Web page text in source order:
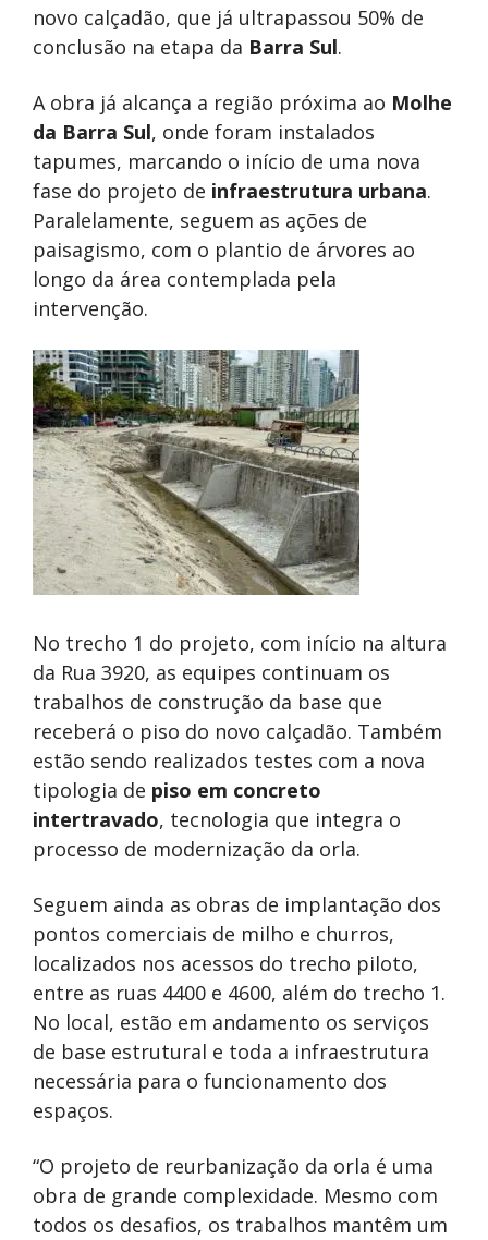
novo calçadão, que já ultrapassou 50% de
conclusão na etapa da Barra Sul.
A obra já alcança a região próxima ao Molhe
da Barra Sul, onde foram instalados
tapumes, marcando o início de uma nova
fase do projeto de infraestrutura urbana.
Paralelamente, seguem as ações de
paisagismo, com o plantio de árvores ao
longo da área contemplada pela
intervenção.
No trecho 1 do projeto, com início na altura
da Rua 3920, as equipes continuam os
trabalhos de construção da base que
receberá o piso do novo calçadão. Também
estão sendo realizados testes com a nova
tipologia de piso em concreto
intertravado, tecnologia que integra o
processo de modernização da orla.
Seguem ainda as obras de implantação dos
pontos comerciais de milho e churros,
localizados nos acessos do trecho piloto,
entre as ruas 4400 e 4600, além do trecho 1.
No local, estão em andamento os serviços
de base estrutural e toda a infraestrutura
necessária para o funcionamento dos
espaços.
“O projeto de reurbanização da orla é uma
obra de grande complexidade. Mesmo com
todos os desafios, os trabalhos mantêm um